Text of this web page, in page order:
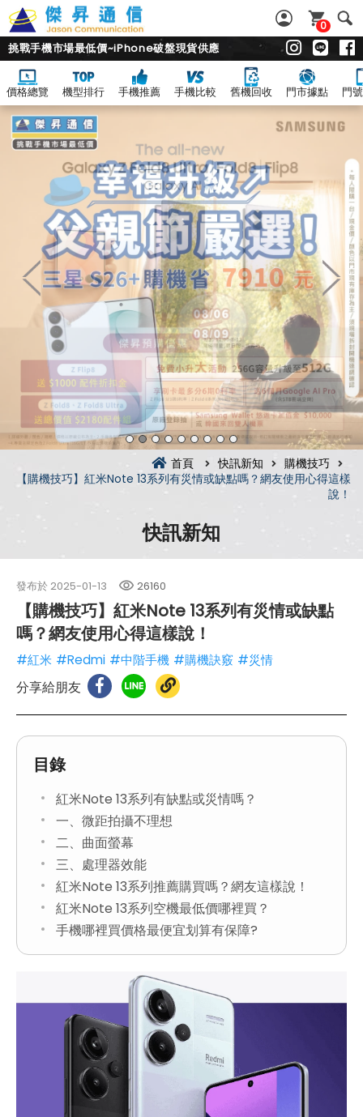
0
挑戰手機市場最低價~iPhone破盤現貨供應
價格總覽 機型排行 手機推薦 手機比較 舊機回收 門市據點 門
首頁 快訊新知
購機技巧
【購機技巧】紅米Note 13系列有災情或缺點嗎？網友使用心得這樣
說！
快訊新知
發布於 2025-01-13 26160
【購機技巧】紅米Note 13系列有災情或缺點
嗎？網友使用心得這樣說！
#紅米 #Redmi #中階手機 #購機訣竅 #災情
分享給朋友
目錄
紅米Note 13系列有缺點或災情嗎？
一、微距拍攝不理想
二、曲面螢幕
三、處理器效能
紅米Note 13系列推薦購買嗎？網友這樣說！
紅米Note 13系列空機最低價哪裡買？
手機哪裡買價格最便宜划算有保障?